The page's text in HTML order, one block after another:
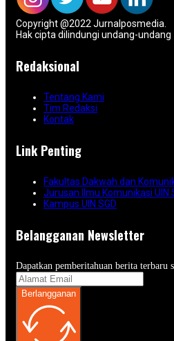
Copyright @2022 Jurnalposmedia.
Hak cipta dilindungi undang-undang
Redaksional
Tentang Kami
Tim Redaksi
Kontak
Link Penting
Fakultas Dakwah dan
Jurusan Ilmu Komunikasi UIN
Kampus UIN SGD
Belangganan Newsletter
Dapatkan pemberitahuan berita
Berlangganan